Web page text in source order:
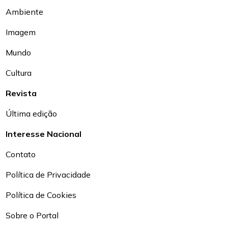
Ambiente
Imagem
Mundo
Cultura
Revista
Última edição
Interesse Nacional
Contato
Política de Privacidade
Política de Cookies
Sobre o Portal